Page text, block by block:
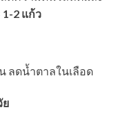
2 แก้ว
ลดน้ำตาลในเลือด
ย